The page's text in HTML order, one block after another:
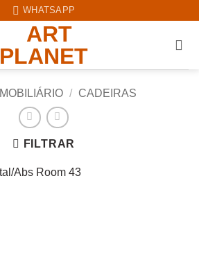
WHATSAPP
MOBILIÁRIO / CADEIRAS
FILTRAR